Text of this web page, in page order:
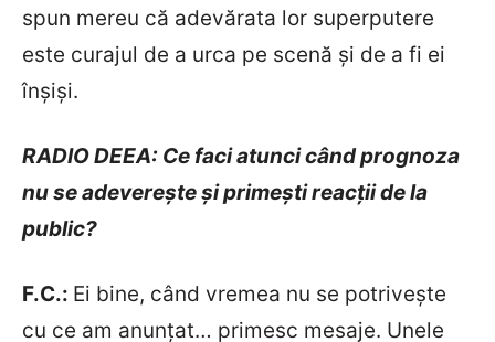
spun mereu că adevărata lor superputere
este curajul de a urca pe scenă și de a fi ei
înșiși.
RADIO DEEA: Ce faci atunci când prognoza
nu se adeverește și primești reacții de la
public?
F.C.: Ei bine, când vremea nu se potrivește
cu ce am anunțat… primesc mesaje. Unele